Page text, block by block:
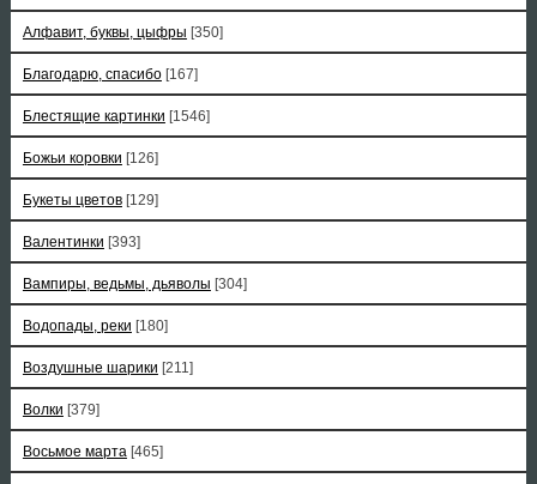
Алфавит, буквы, цыфры [350]
Благодарю, спасибо [167]
Блестящие картинки [1546]
Божьи коровки [126]
Букеты цветов [129]
Валентинки [393]
Вампиры, ведьмы, дьяволы [304]
Водопады, реки [180]
Воздушные шарики [211]
Волки [379]
Восьмое марта [465]